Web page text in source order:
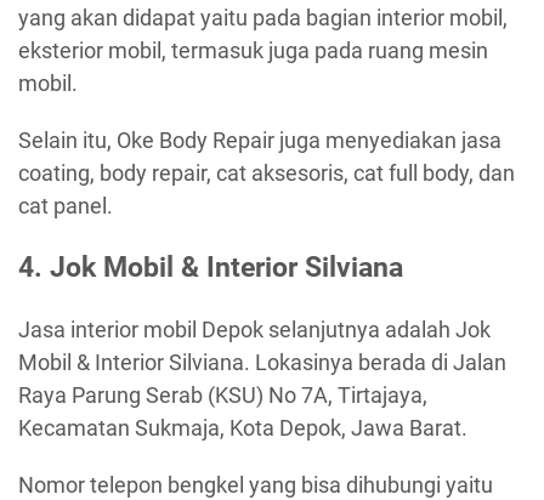
yang akan didapat yaitu pada bagian interior mobil,
eksterior mobil, termasuk juga pada ruang mesin
mobil.
Selain itu, Oke Body Repair juga menyediakan jasa
coating, body repair, cat aksesoris, cat full body, dan
cat panel.
4. Jok Mobil & Interior Silviana
Jasa interior mobil Depok selanjutnya adalah Jok
Mobil & Interior Silviana. Lokasinya berada di Jalan
Raya Parung Serab (KSU) No 7A, Tirtajaya,
Kecamatan Sukmaja, Kota Depok, Jawa Barat.
Nomor telepon bengkel yang bisa dihubungi yaitu